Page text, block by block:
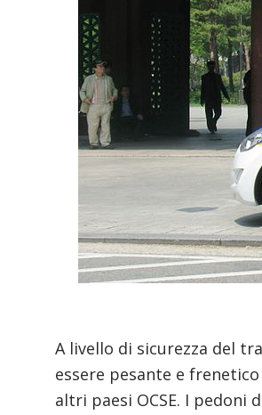
A livello di sicurezza del
essere pesante e
altri paesi OCSE. I